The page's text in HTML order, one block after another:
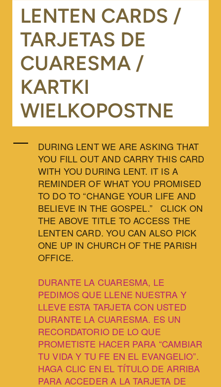
LENTEN CARDS /
TARJETAS DE
CUARESMA /
KARTKI
WIELKOPOSTNE
DURING LENT WE ARE ASKING THAT
YOU FILL OUT AND CARRY THIS CARD
WITH YOU DURING LENT. IT IS A
REMINDER OF WHAT YOU PROMISED
TO DO TO “CHANGE YOUR LIFE AND
BELIEVE IN THE GOSPEL.” CLICK ON
THE ABOVE TITLE TO ACCESS THE
LENTEN CARD. YOU CAN ALSO PICK
ONE UP IN CHURCH OF THE PARISH
OFFICE.
DURANTE LA CUARESMA, LE
PEDIMOS QUE LLENE NUESTRA Y
LLEVE ESTA TARJETA CON USTED
DURANTE LA CUARESMA. ES UN
RECORDATORIO DE LO QUE
PROMETISTE HACER PARA “CAMBIAR
TU VIDA Y TU FE EN EL EVANGELIO”.
HAGA CLIC EN EL TÍTULO DE ARRIBA
PARA ACCEDER A LA TARJETA DE